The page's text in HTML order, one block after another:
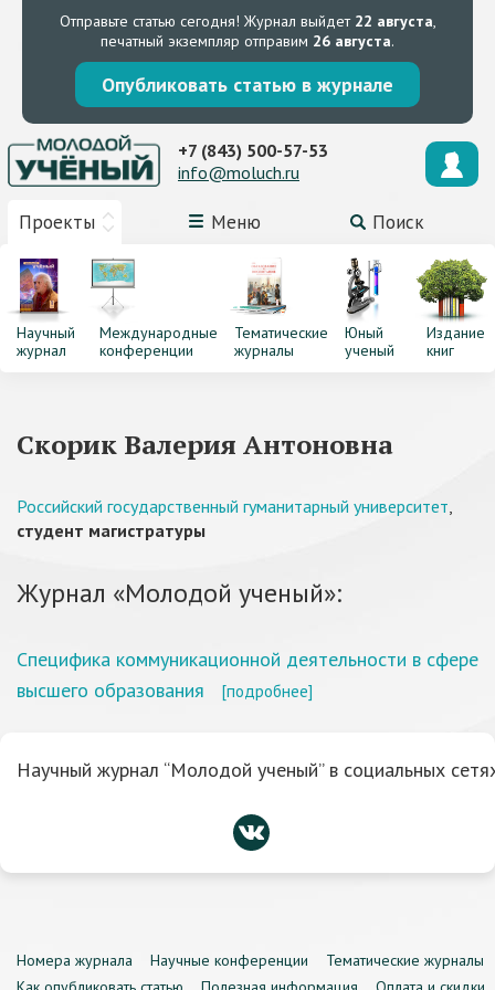
Отправьте статью сегодня! Журнал выйдет 22 августа,
печатный экземпляр отправим 26 августа.
Опубликовать статью в журнале
Проекты Меню Поиск
+7 (843) 500-57-53
info@moluch.ru
Научный
журнал
Международные
конференции
Тематические
журналы
Юный
ученый
Издание
книг
Скорик Валерия Антоновна
Российский государственный гуманитарный университет,
студент магистратуры
Журнал «Молодой ученый»:
Специфика коммуникационной деятельности в сфере
высшего образования
[подробнее]
Научный журнал “Молодой ученый” в социальных
Номера журнала Научные конференции
Тематические журналы